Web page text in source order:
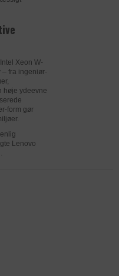
about/pri
hjælper os med at
bruger
til at samle
kan ikke spores
digital platform, der
reklamer efter at
websted.
about/privac
AdWords til at
af websteder.
da-
Xeon W-
fra ingeniør-
høje ydeevne
form gør
Lenovo